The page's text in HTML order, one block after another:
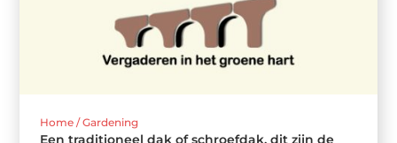
Home / Gardening
Een traditioneel dak of schroefdak, dit zijn de